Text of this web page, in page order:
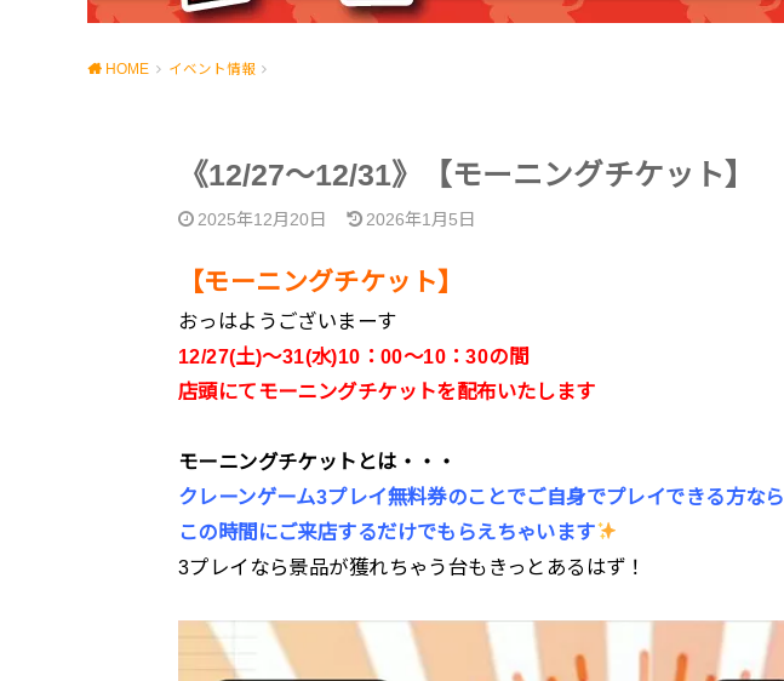
HOME イベント情報
《12/27～12/31》【モーニングチケット】
2025年12月20日 2026年1月5日
【モーニングチケット】
おっはようございまーす
12/27(土)～31(水)10：00～10：30の間
店頭にてモーニングチケットを配布いたします
モーニングチケットとは・・・
クレーンゲーム3プレイ無料券のことでご自身でプレイできる方なら
この時間にご来店するだけでもらえちゃいます
3プレイなら景品が獲れちゃう台もきっとあるはず！